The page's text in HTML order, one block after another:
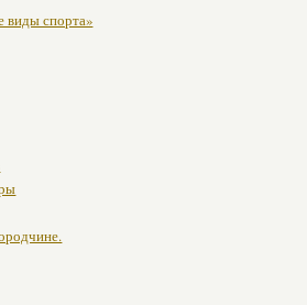
виды спорта»